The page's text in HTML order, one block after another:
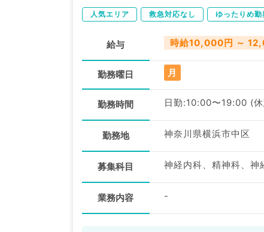
人気エリア 救急対応なし ゆったりめ勤
給与 時給10,000円 ～
勤務曜日 月
勤務時間 日勤:10:00〜19:00 (
勤務地 神奈川県横浜市中区
募集科目
業務内容 -